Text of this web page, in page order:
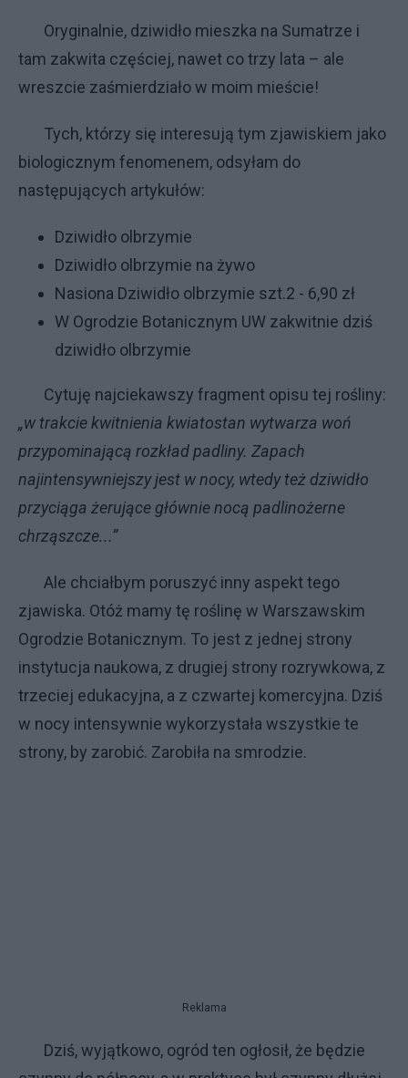
Oryginalnie, dziwidło mieszka na Sumatrze i
tam zakwita częściej, nawet co trzy lata – ale
wreszcie zaśmierdziało w moim mieście!
Tych, którzy się interesują tym zjawiskiem jako
biologicznym fenomenem, odsyłam do
następujących artykułów:
Dziwidło olbrzymie
Dziwidło olbrzymie na żywo
Nasiona Dziwidło olbrzymie szt.2 - 6,90 zł
W Ogrodzie Botanicznym UW zakwitnie dziś
dziwidło olbrzymie
Cytuję najciekawszy fragment opisu tej rośliny:
„w trakcie kwitnienia kwiatostan wytwarza woń
przypominającą rozkład padliny. Zapach
najintensywniejszy jest w nocy, wtedy też dziwidło
przyciąga żerujące głównie nocą padlinożerne
chrząszcze...”
Ale chciałbym poruszyć inny aspekt tego
zjawiska. Otóż mamy tę roślinę w Warszawskim
Ogrodzie Botanicznym. To jest z jednej strony
instytucja naukowa, z drugiej strony rozrywkowa, z
trzeciej edukacyjna, a z czwartej komercyjna. Dziś
w nocy intensywnie wykorzystała wszystkie te
strony, by zarobić. Zarobiła na smrodzie.
Reklama
Dziś, wyjątkowo, ogród ten ogłosił, że będzie